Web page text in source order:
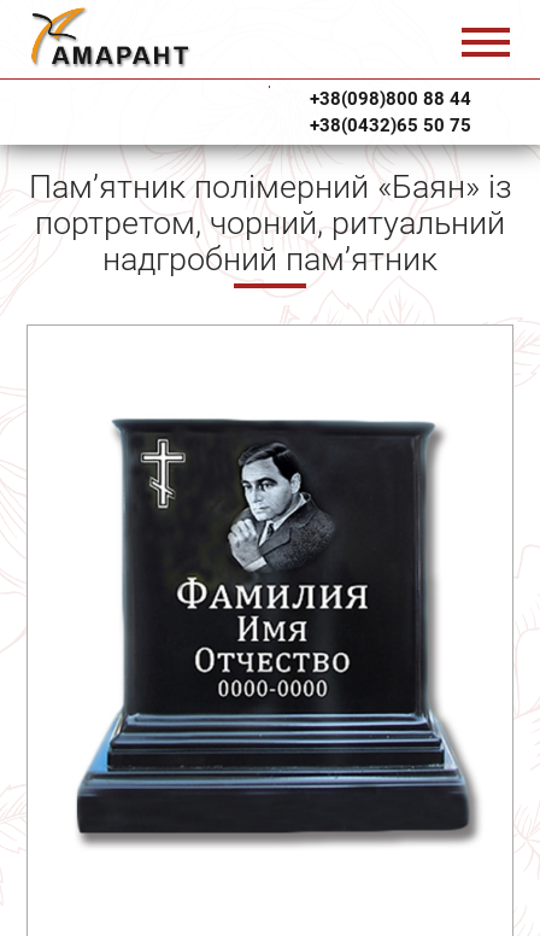
+38(098)800 88 44
+38(0432)65 50 75
Пам’ятник полімерний «Баян» із
портретом, чорний, ритуальний
надгробний пам’ятник